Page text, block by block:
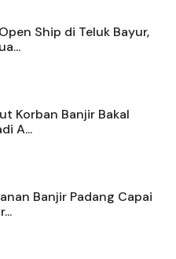
Ship di Teluk Bayur,
Korban Banjir Bakal
A...
Banjir Padang Capai